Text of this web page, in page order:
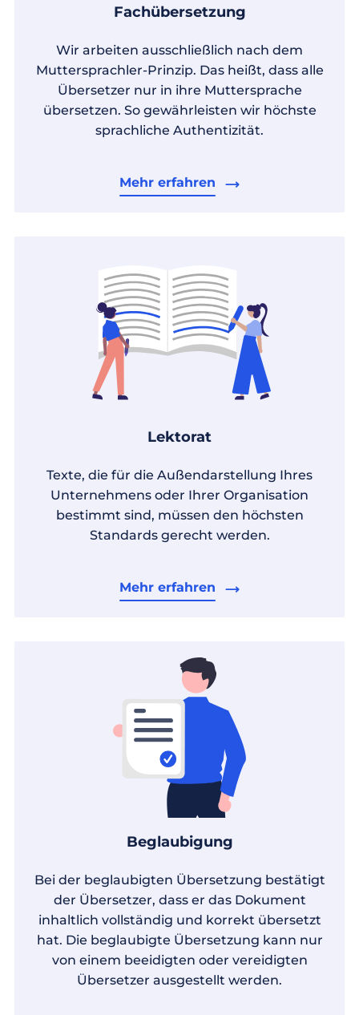
Fachübersetzung
Wir arbeiten ausschließlich nach dem
Muttersprachler-Prinzip. Das heißt, dass alle
Übersetzer nur in ihre Muttersprache
übersetzen. So gewährleisten wir höchste
sprachliche Authentizität.
Mehr erfahren
Lektorat
Texte, die für die Außendarstellung Ihres
Unternehmens oder Ihrer Organisation
bestimmt sind, müssen den höchsten
Standards gerecht werden.
Mehr erfahren
Beglaubigung
Bei der beglaubigten Übersetzung bestätigt
der Übersetzer, dass er das Dokument
inhaltlich vollständig und korrekt übersetzt
hat. Die beglaubigte Übersetzung kann nur
von einem beeidigten oder vereidigten
Übersetzer ausgestellt werden.